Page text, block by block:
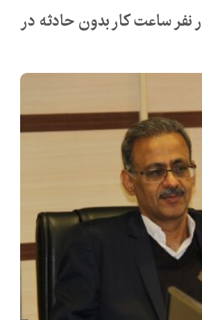
از ۶ میلیون و ۷۹۷ هزار نفر ساعت کار بدون حادثه در